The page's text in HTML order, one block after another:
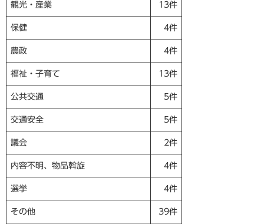
観光・産業 13件
保健 4件
農政 4件
福祉・子育て 13件
公共交通 5件
交通安全 5件
議会 2件
内容不明、物品斡旋 4件
選挙 4件
その他 39件